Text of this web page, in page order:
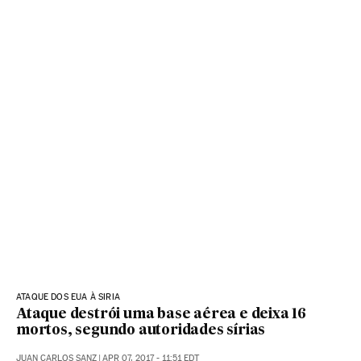
ATAQUE DOS EUA À SIRIA
Ataque destrói uma base aérea e deixa 16
mortos, segundo autoridades sírias
JUAN CARLOS SANZ | APR 07, 2017 - 11:51 EDT